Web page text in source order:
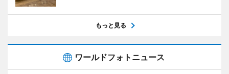
もっと見る
ワールドフォトニュース